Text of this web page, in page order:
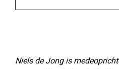
Niels de Jong is